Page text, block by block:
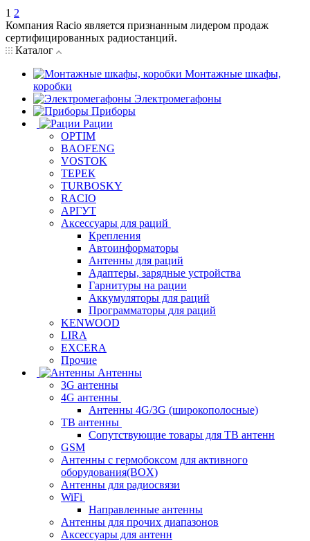
1 2
Компания Racio является признанным лидером продаж
сертифицированных радиостанций.
Каталог
Монтажные шкафы,
коробки
Электромегафоны
Приборы
Рации
OPTIM
BAOFENG
VOSTOK
ТЕРЕК
TURBOSKY
RACIO
АРГУТ
Аксессуары для раций
Крепления
Автоинформаторы
Антенны для раций
Адаптеры, зарядные устройства
Гарнитуры на рации
Аккумуляторы для раций
Программаторы для раций
KENWOOD
LIRA
EXCERA
Прочие
Антенны
3G антенны
4G антенны
Антенны 4G/3G (широкополосные)
ТВ антенны
Сопутствующие товары для ТВ антенн
GSM
Антенны с гермобоксом для активного
оборудования(BOX)
Антенны для радиосвязи
WiFi
Направленные антенны
Антенны для прочих диапазонов
Аксессуары для антенн